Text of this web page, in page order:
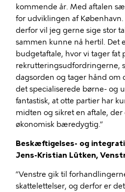
kommende år. Med aftalen
for udviklingen af
derfor vil jeg gerne sige stor
sammen kunne nå hertil. Det
budgetaftale, hvor vi tager fat
rekrutteringsudfordringerne,
dagsorden og tager hånd om
det specialiserede børne- og
fantastisk, at otte partier har
midten og sikret en aftale, der
økonomisk bæredygtig.”
Beskæftigelses- og
Jens-Kristian Lütken,
”Venstre gik til
skattelettelser, og derfor er